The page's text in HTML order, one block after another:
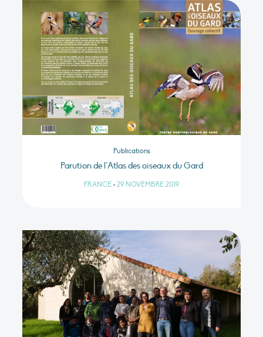
Publications
Parution de l’Atlas des oiseaux du Gard
FRANCE • 29 NOVEMBRE 2019